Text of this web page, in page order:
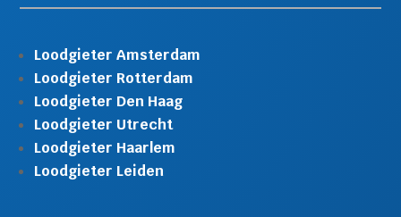
Loodgieter Amsterdam
Loodgieter Rotterdam
Loodgieter Den Haag
Loodgieter Utrecht
Loodgieter Haarlem
Loodgieter Leiden